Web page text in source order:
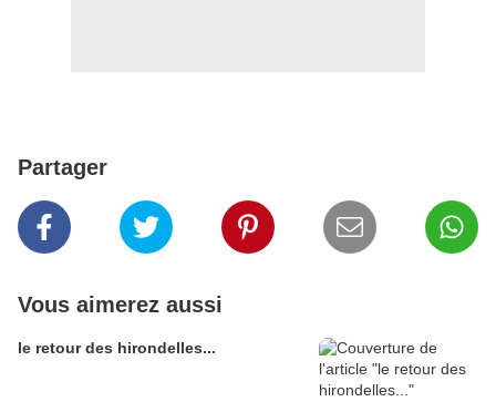
Partager
Vous aimerez aussi
le retour des hirondelles...